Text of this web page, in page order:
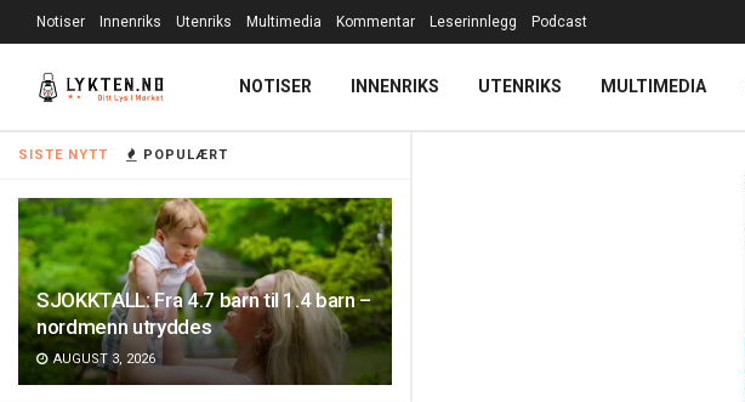
SISTE NYTT POPULÆRT
SJOKKTALL: Fra 4.7 barn til 1.4 barn –
nordmenn utryddes
AUGUST 3, 2026
Notiser Innenriks Utenriks Multimedia Kommentar Leserinnlegg Podcast
NOTISER INNENRIKS UTENRIKS MULTIMEDIA